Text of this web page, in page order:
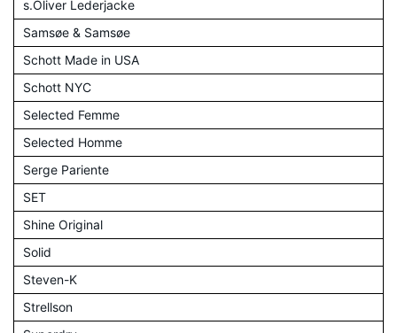
s.Oliver Lederjacke
Samsøe & Samsøe
Schott Made in USA
Schott NYC
Selected Femme
Selected Homme
Serge Pariente
SET
Shine Original
Solid
Steven-K
Strellson